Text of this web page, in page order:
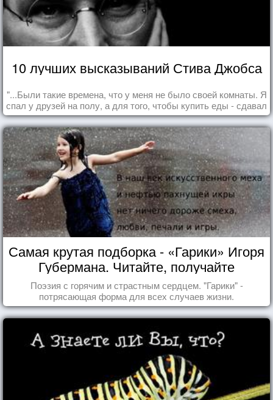
10 лучших высказываний Стива Джобса
"...Были такие времена, что у меня не было своей комнаты. Я
спал у друзей на полу, а для того, чтобы купить еды - сдавал
бутылки из под кока-колы"
Самая крутая подборка - «Гарики» Игоря
Губермана. Читайте, получайте
удовольствие!
Поэзия с горячим и страстным сердцем. "Гарики" -
потрясающая форма для всех случаев жизни.